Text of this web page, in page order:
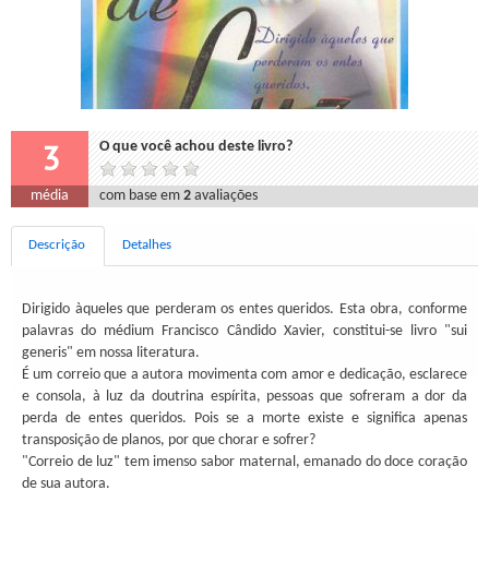
3 O que você achou deste livro?
média com base em2 avaliações
Descrição Detalhes
Dirigido àqueles que perderam os entes queridos. Esta obra, conforme
palavras do médium Francisco Cândido Xavier, constitui-se livro "sui
generis" em nossa literatura.
É um correio que a autora movimenta com amor e dedicação, esclarece
e consola, à luz da doutrina espírita, pessoas que sofreram a dor da
perda de entes queridos. Pois se a morte existe e significa apenas
transposição de planos, por que chorar e sofrer?
"Correio de luz" tem imenso sabor maternal, emanado do doce coração
de sua autora.